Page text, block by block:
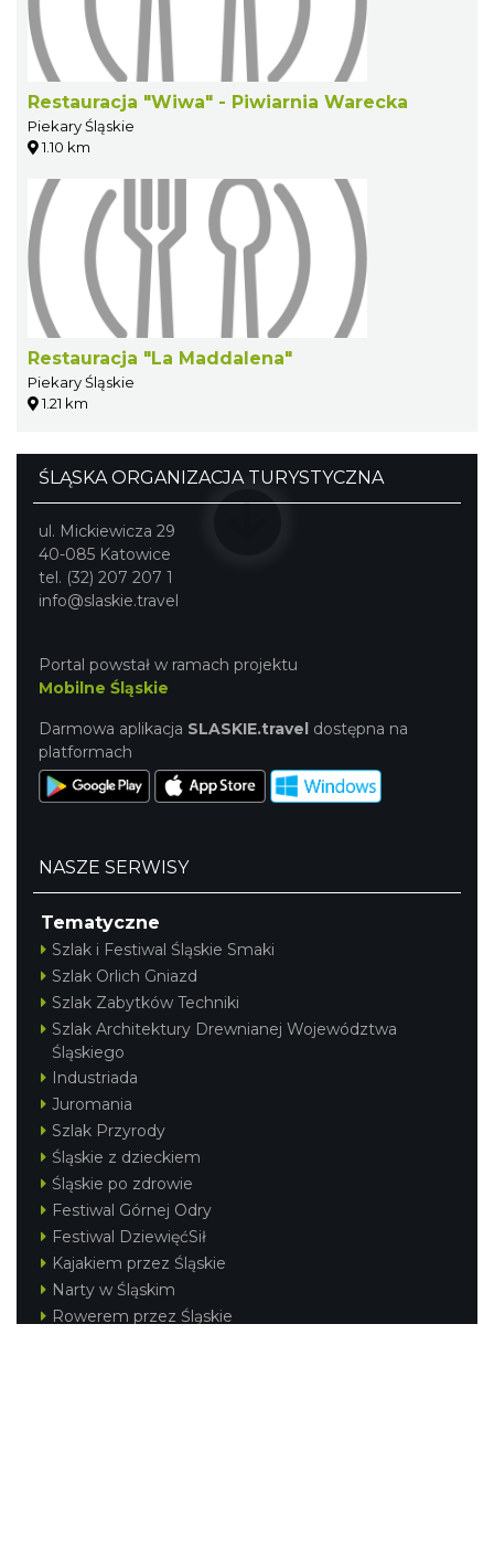
Restauracja "Wiwa" - Piwiarnia Warecka
Piekary Śląskie
1.10 km
Restauracja "La Maddalena"
Piekary Śląskie
1.21 km
ŚLĄSKA ORGANIZACJA TURYSTYCZNA
ul. Mickiewicza 29
40-085 Katowice
tel. (32) 207 207 1
info@slaskie.travel
Portal powstał w ramach projektu
Mobilne Śląskie
Darmowa aplikacja SLASKIE.travel dostępna na
platformach
NASZE SERWISY
Tematyczne
Szlak i Festiwal Śląskie Smaki
Szlak Orlich Gniazd
Szlak Zabytków Techniki
Szlak Architektury Drewnianej Województwa
Śląskiego
Industriada
Juromania
Szlak Przyrody
Śląskie z dzieckiem
Śląskie po zdrowie
Festiwal Górnej Odry
Festiwal DziewięćSił
Kajakiem przez Śląskie
Narty w Śląskim
Rowerem przez Śląskie